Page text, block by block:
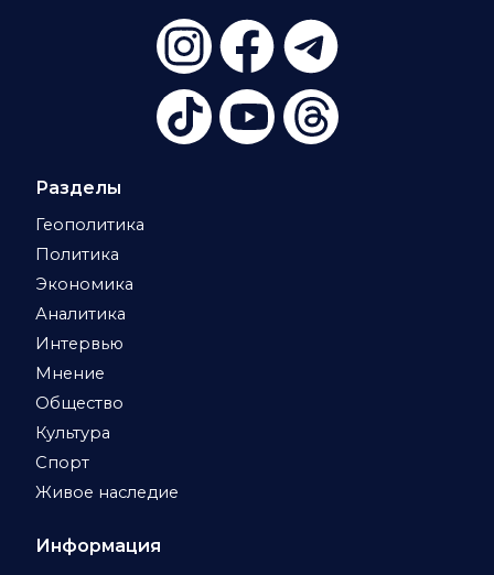
Разделы
Геополитика
Политика
Экономика
Аналитика
Интервью
Мнение
Общество
Культура
Спорт
Живое наследие
Информация